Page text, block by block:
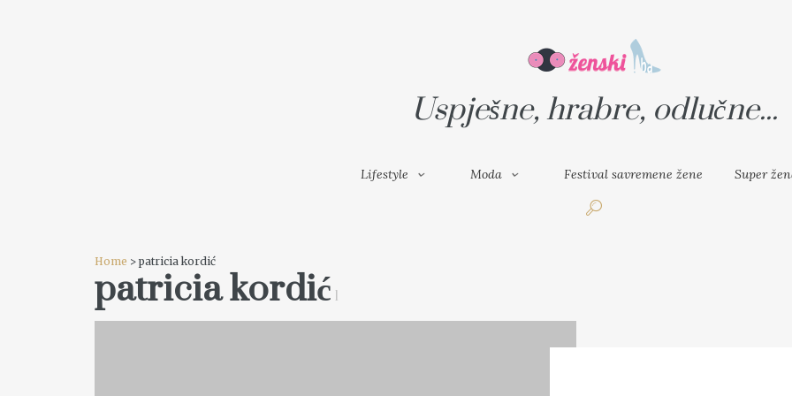
SUPER ŽENA
Uspješne, hrabre, odlučne...
Lifestyle Moda Festival savremene žene Super
Home > patricia kordić
patricia kordić 1